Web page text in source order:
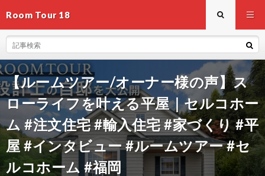
Room Tour 18
【ルームツアー/オーナー様の声】ス
ローライフを叶える平屋｜セルコホー
ム #注文住宅 #輸入住宅 #家づくり #平
屋 #インタビュー #ルームツアー #セ
ルコホーム #福岡